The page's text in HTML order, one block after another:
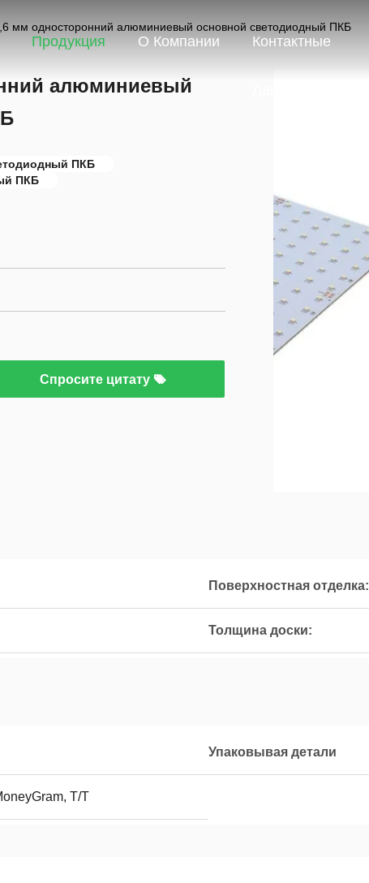
Продукция О Компании Контактные
мм односторонний алюминиевый основной светодиодный ПКБ
алюминиевый
ПКБ
ПКБ
Спросите цитату
Поверхностная отделка:
Толщина доски:
Упаковывая детали
T/T